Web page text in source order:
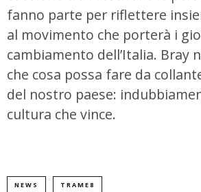
fanno parte per riflettere
al movimento che porterà i
cambiamento dell’Italia. Bray
che cosa possa fare da
del nostro paese:
cultura che vince.
NEWS TRAME8